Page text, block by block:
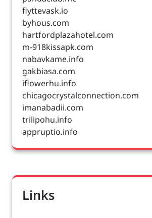
flyttevask.io
byhous.com
hartfordplazahotel.com
m-918kissapk.com
nabavkame.info
gakbiasa.com
iflowerhu.info
chicagocrystalconnection.com
imanabadii.com
trilipohu.info
appruptio.info
Links